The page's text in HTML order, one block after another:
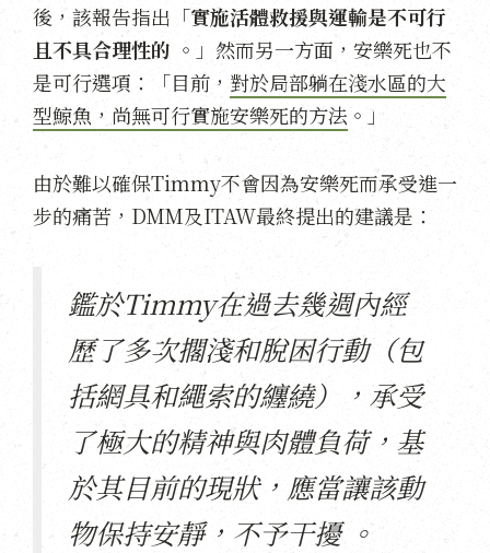
後，該報告指出「實施活體救援與運輸是不可行
且不具合理性的 。」然而另一方面，安樂死也不
是可行選項：「目前， 對於局部躺在淺水區的大
型鯨魚，尚無可行實施安樂死的方法 。」
由於難以確保Timmy不會因為安樂死而承受進一
步的痛苦，DMM及ITAW最終提出的建議是：
鑑於Timmy在過去幾週內經
歷了多次擱淺和脫困行動（包
括網具和繩索的纏繞），承受
了極大的精神與肉體負荷，基
於其目前的現狀，應當讓該動
物保持安靜，不予干擾 。